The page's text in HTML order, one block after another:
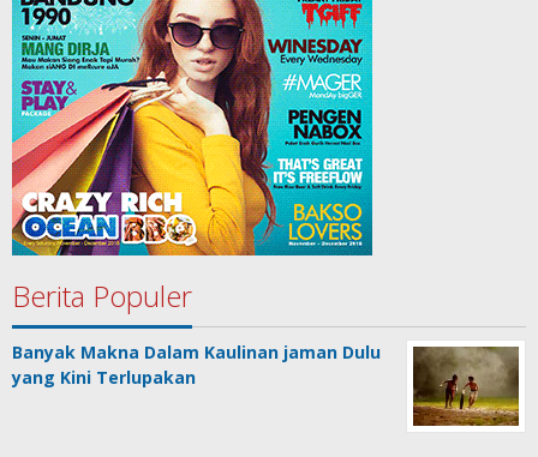
Berita Populer
Banyak Makna Dalam Kaulinan jaman Dulu
yang Kini Terlupakan